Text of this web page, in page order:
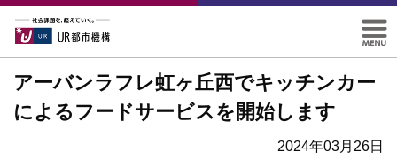
アーバンラフレ虹ヶ丘西でキッチンカー
によるフードサービスを開始します
2024年03月26日